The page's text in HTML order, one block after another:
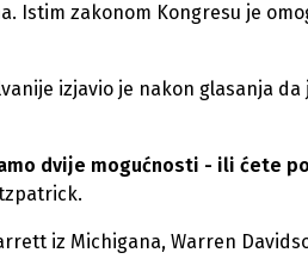
Istim zakonom Kongresu je
izjavio je nakon glasanja
dvije mogućnosti - ili ćete
iz Michigana, Warren